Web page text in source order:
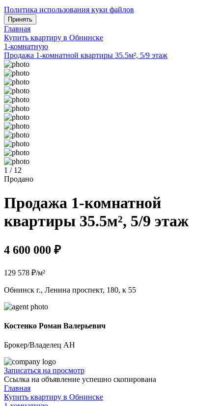
Политика использования куки файлов
Принять
Главная
Купить квартиру в Обнинске
1-комнатную
Продажа 1-комнатной квартиры 35.5м², 5/9 этаж
1 / 12
Продано
Продажа 1-комнатной
квартиры 35.5м², 5/9 этаж
4 600 000 ₽
129 578 ₽/м²
Обнинск г., Ленина проспект, 180, к 55
Костенко Роман Валерьевич
Брокер/Владелец АН
Записаться на просмотр
Ссылка на объявление успешно скопирована
Главная
Купить квартиру в Обнинске